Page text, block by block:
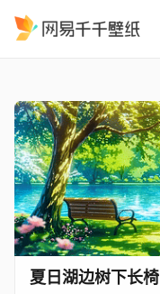
夏日湖边树下长椅